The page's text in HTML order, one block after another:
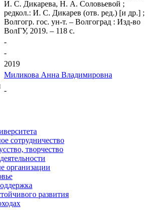
И. С. Дикарева, Н. А. Соловьевой ;
редкол.: И. С. Дикарев (отв. ред.) [и др.] ;
Волгогр. гос. ун-т. – Волгоград : Изд-во
ВолГУ, 2019. – 118 с.
-
-
2019
Миликова Анна Владимировна
-
сотрудничество
творчество
организации
развития